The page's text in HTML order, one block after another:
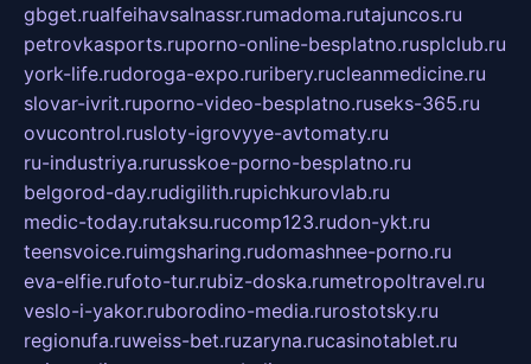
gbget.rualfeihavsalnassr.rumadoma.rutajuncos.ru
petrovkasports.ruporno-online-besplatno.rusplclub.ru
york-life.rudoroga-expo.ruribery.rucleanmedicine.ru
slovar-ivrit.ruporno-video-besplatno.ruseks-365.ru
ovucontrol.rusloty-igrovyye-avtomaty.ru
ru-industriya.rurusskoe-porno-besplatno.ru
belgorod-day.rudigilith.rupichkurovlab.ru
medic-today.rutaksu.rucomp123.rudon-ykt.ru
teensvoice.ruimgsharing.rudomashnee-porno.ru
eva-elfie.rufoto-tur.rubiz-doska.rumetropoltravel.ru
veslo-i-yakor.ruborodino-media.rurostotsky.ru
regionufa.ruweiss-bet.ruzaryna.rucasinotablet.ru